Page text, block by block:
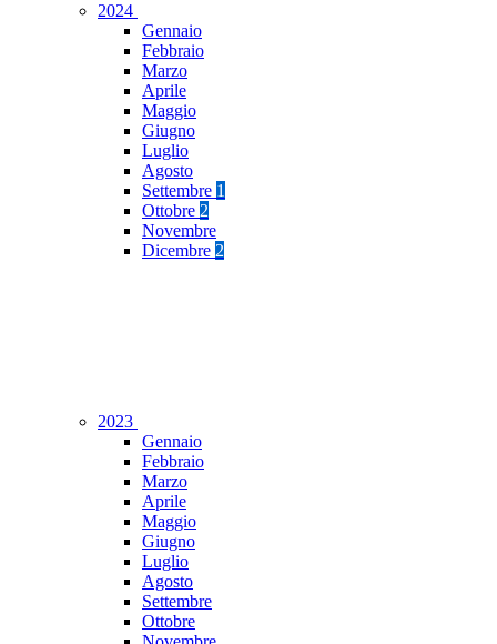
2024
Gennaio
Febbraio
Marzo
Aprile
Maggio
Giugno
Luglio
Agosto
Settembre 1
Ottobre 2
Novembre
Dicembre 2
2023
Gennaio
Febbraio
Marzo
Aprile
Maggio
Giugno
Luglio
Agosto
Settembre
Ottobre